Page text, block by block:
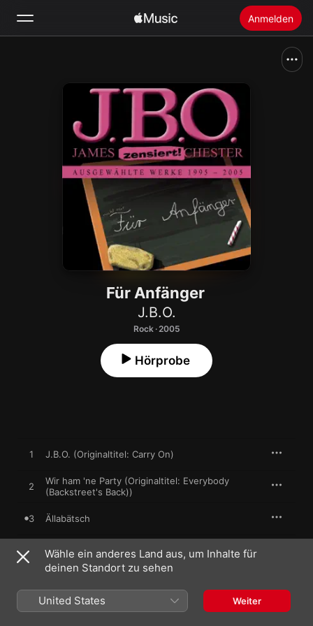
Anmelden
Radio
Apple Music installieren
Für Anfänger
J.B.O.
Rock · 2005
Hörprobe
1 J.B.O. (Originaltitel: Carry On)
2
Wir ham 'ne Party (Originaltitel: Everybody
(Backstreet's Back))
3 Ällabätsch
4
Sandman)
6
A*******h und Spaß dabei (Originaltitel: Fire
Wähle ein anderes Land aus, um Inhalte für
deinen Standort zu sehen
United States Weiter